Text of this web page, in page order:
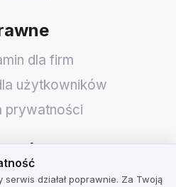
dla firm
użytkowników
prywatności
działał poprawnie. Za Twoją